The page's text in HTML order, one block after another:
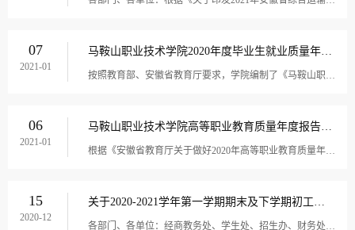
07
2021-01
马鞍山职业技术学院2020年度毕业生就业质量年度报告
按照教育部、安徽省教育厅要求，学院编制了《马鞍山职业技术学院2020年毕业生就业质量年度报告》，现予以发布。附件：马鞍山职业技术学院2020年毕业生就业质量年度报告 马鞍...
06
2021-01
马鞍山职业技术学院高等职业教育质量年度报告（2020）
根据《安徽省教育厅关于做好2020年高等职业教育质量年度报告编制、发布和报送的通知》（皖教秘高〔2020〕146号）要求，我院组织召开专题会议，研究部署质量年报编制工作，全面分析总结学院改革发展的成绩、问题和对策，完成学院高等职业教育质量年度报告（...
15
2020-12
关于2020-2021学年第一学期期末及下学期初工作安排的通知
各部门、各单位：经商教务处、学生处、招生办、财务处，现对2020—2021学年度第一学期期末及下学期初工作安排如下：一、工作安排日程，详见《2020—2021学年度第一学期期末及下学期初工作安排表》。二、各部门、各单位要科学合理安排好期末及下学期初各项...